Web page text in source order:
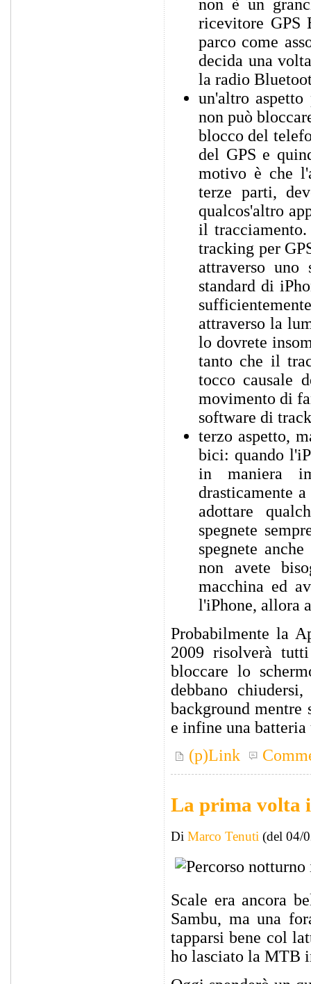
non è un
ricevitore GPS
parco come
decida una
la radio
un'altro
non può
blocco del
del GPS e
motivo è che
terze parti,
qualcos'altro
il
tracking per
attraverso
standard di
attraverso la
lo dovrete
tanto che il
tocco causale
movimento di
software di
terzo aspetto,
bici: quando
in maniera
drasticamente
adottare
spegnete
spegnete
non avete
macchina ed
l'iPhone, allora
Probabilmente la
2009 risolverà
bloccare lo
debbano
background mentre
e infine una
(p)Link
La prima volta
Di Marco Tenuti (del 04/
Scale era ancora
Sambu, ma una
tapparsi bene col
ho lasciato la MTB